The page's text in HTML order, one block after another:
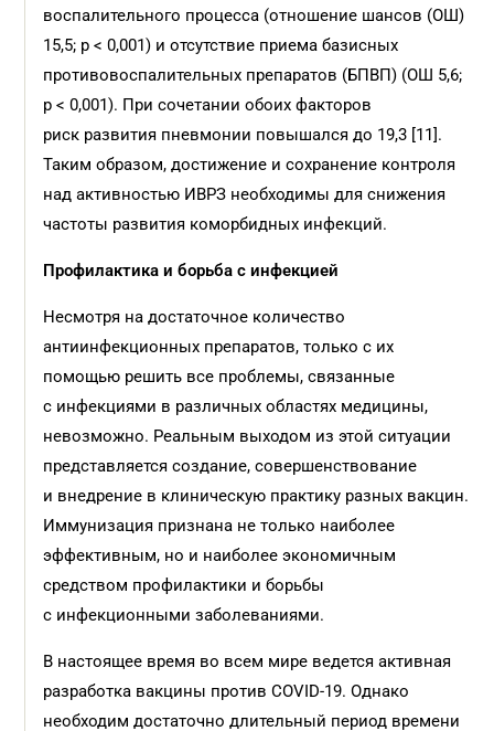
воспалительного процесса (отношение шансов (ОШ)
15,5; p < 0,001) и отсутствие приема базисных
противовоспалительных препаратов (БПВП) (ОШ 5,6;
p < 0,001). При сочетании обоих факторов
риск развития пневмонии повышался до 19,3 [11].
Таким образом, достижение и сохранение контроля
над активностью ИВРЗ необходимы для снижения
частоты развития коморбидных инфекций.
Профилактика и борьба с инфекцией
Несмотря на достаточное количество
антиинфекционных препаратов, только с их
помощью решить все проблемы, связанные
с инфекциями в различных областях медицины,
невозможно. Реальным выходом из этой ситуации
представляется создание, совершенствование
и внедрение в клиническую практику разных вакцин.
Иммунизация признана не только наиболее
эффективным, но и наиболее экономичным
средством профилактики и борьбы
с инфекционными заболеваниями.
В настоящее время во всем мире ведется активная
разработка вакцины против COVID-19. Однако
необходим достаточно длительный период времени